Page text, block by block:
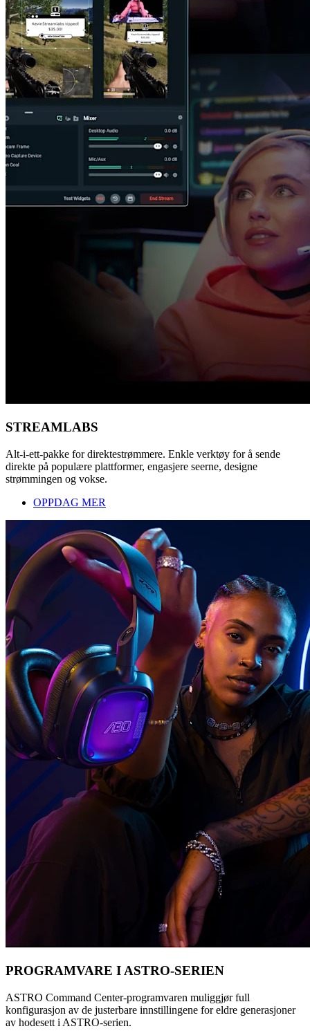
STREAMLABS
Alt-i-ett-pakke for direktestrømmere. Enkle verktøy for å sende
direkte på populære plattformer, engasjere seerne, designe
strømmingen og vokse.
OPPDAG MER
PROGRAMVARE I ASTRO-SERIEN
ASTRO Command Center-programvaren muliggjør full
konfigurasjon av de justerbare innstillingene for eldre generasjoner
av hodesett i ASTRO-serien.